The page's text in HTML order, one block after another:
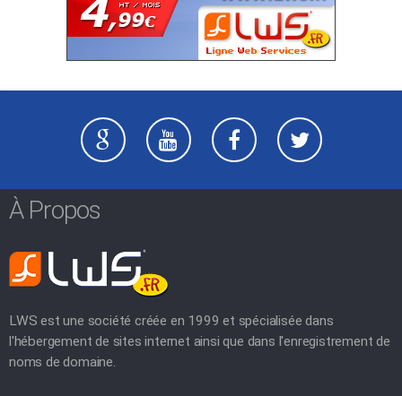
À Propos
LWS est une société créée en 1999 et spécialisée dans
l'hébergement de sites internet ainsi que dans l'enregistrement de
noms de domaine.